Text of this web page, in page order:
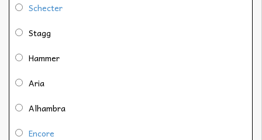
Schecter
Stagg
Hammer
Aria
Alhambra
Encore